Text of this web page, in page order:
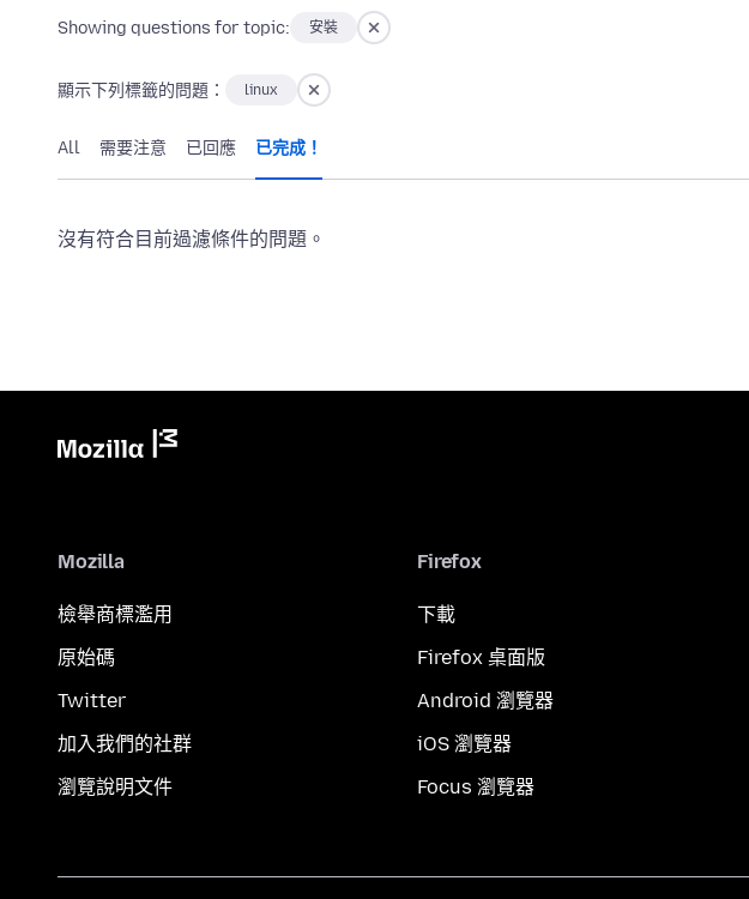
Showing questions for topic: 安裝
顯示下列標籤的問題： linux
All 需要注意 已回應 已完成！
沒有符合目前過濾條件的問題。
Mozilla
檢舉商標濫用
原始碼
Twitter
加入我們的社群
瀏覽說明文件
Firefox
下載
Firefox 桌面版
Android 瀏覽器
iOS 瀏覽器
Focus 瀏覽器